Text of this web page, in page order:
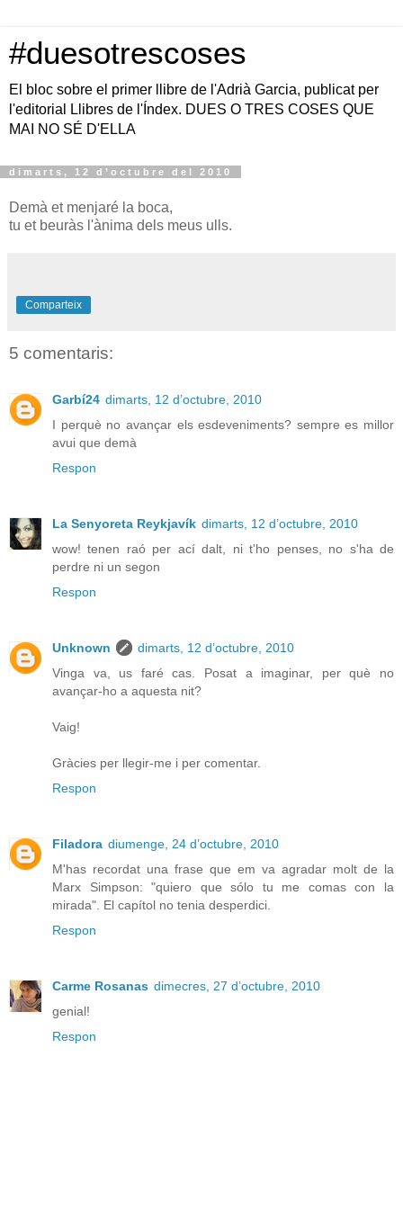
#duesotrescoses
El bloc sobre el primer llibre de l'Adrià Garcia, publicat per
l'editorial Llibres de l'Índex. DUES O TRES COSES QUE
MAI NO SÉ D'ELLA
dimarts, 12 d’octubre del 2010
Demà et menjaré la boca,
tu et beuràs l'ànima dels meus ulls.
Comparteix
5 comentaris:
Garbí24 dimarts, 12 d’octubre, 2010
I perquè no avançar els esdeveniments? sempre es millor
avui que demà
Respon
La Senyoreta Reykjavík dimarts, 12 d’octubre, 2010
wow! tenen raó per ací dalt, ni t'ho penses, no s'ha de
perdre ni un segon
Respon
Unknown
dimarts, 12 d’octubre, 2010
Vinga va, us faré cas. Posat a imaginar, per què no
avançar-ho a aquesta nit?
Vaig!
Gràcies per llegir-me i per comentar.
Respon
Filadora diumenge, 24 d’octubre, 2010
M'has recordat una frase que em va agradar molt de la
Marx Simpson: "quiero que sólo tu me comas con la
mirada". El capítol no tenia desperdici.
Respon
Carme Rosanas dimecres, 27 d’octubre, 2010
genial!
Respon